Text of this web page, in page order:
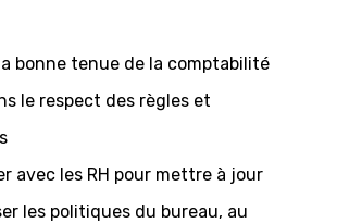
bonne tenue de la comptabilité
le respect des règles et
avec les RH pour mettre à jour
les politiques du bureau, au